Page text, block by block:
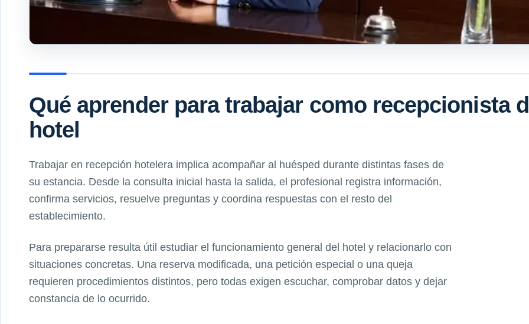
Qué aprender para trabajar como recepcionista
hotel
Trabajar en recepción hotelera implica acompañar al huésped durante distintas fases de
su estancia. Desde la consulta inicial hasta la salida, el profesional registra información,
confirma servicios, resuelve preguntas y coordina respuestas con el resto del
establecimiento.
Para prepararse resulta útil estudiar el funcionamiento general del hotel y relacionarlo con
situaciones concretas. Una reserva modificada, una petición especial o una queja
requieren procedimientos distintos, pero todas exigen escuchar, comprobar datos y dejar
constancia de lo ocurrido.